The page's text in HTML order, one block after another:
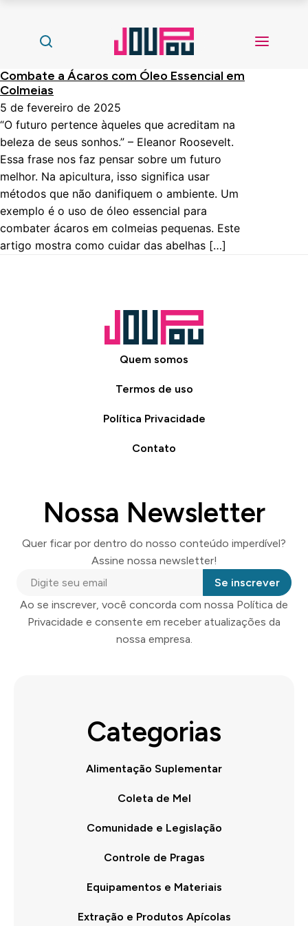
Combate a Ácaros com Óleo Essencial em
Colmeias
5 de fevereiro de 2025
“O futuro pertence àqueles que acreditam na
beleza de seus sonhos.” – Eleanor Roosevelt.
Essa frase nos faz pensar sobre um futuro
melhor. Na apicultura, isso significa usar
métodos que não danifiquem o ambiente. Um
exemplo é o uso de óleo essencial para
combater ácaros em colmeias pequenas. Este
artigo mostra como cuidar das abelhas […]
Quem somos
Termos de uso
Política Privacidade
Contato
Nossa Newsletter
Quer ficar por dentro do nosso conteúdo imperdível?
Assine nossa newsletter!
Se inscrever
Ao se inscrever, você concorda com nossa Política de
Privacidade e consente em receber atualizações da
nossa empresa.
Categorias
Alimentação Suplementar
Coleta de Mel
Comunidade e Legislação
Controle de Pragas
Equipamentos e Materiais
Extração e Produtos Apícolas